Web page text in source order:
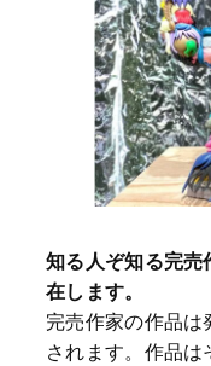
知る人ぞ知る完売
在します。
完売作家の作品は
されます。作品